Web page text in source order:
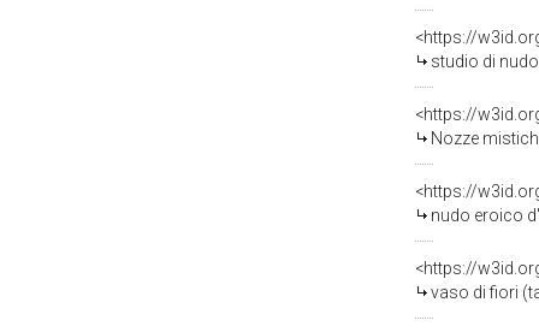
<https://
studio di nudo
<https://
Nozze mistiche di
<https://
nudo eroico
<https://
vaso di fiori